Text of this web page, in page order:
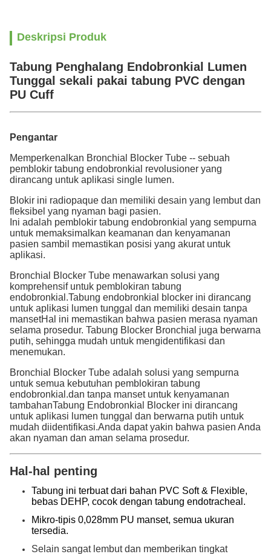
Deskripsi Produk
Tabung Penghalang Endobronkial Lumen
Tunggal sekali pakai tabung PVC dengan
PU Cuff
Pengantar
Memperkenalkan Bronchial Blocker Tube -- sebuah
pemblokir tabung endobronkial revolusioner yang
dirancang untuk aplikasi single lumen.
Blokir ini radiopaque dan memiliki desain yang lembut dan
fleksibel yang nyaman bagi pasien.
Ini adalah pemblokir tabung endobronkial yang sempurna
untuk memaksimalkan keamanan dan kenyamanan
pasien sambil memastikan posisi yang akurat untuk
aplikasi.
Bronchial Blocker Tube menawarkan solusi yang
komprehensif untuk pemblokiran tabung
endobronkial.Tabung endobronkial blocker ini dirancang
untuk aplikasi lumen tunggal dan memiliki desain tanpa
mansetHal ini memastikan bahwa pasien merasa nyaman
selama prosedur. Tabung Blocker Bronchial juga berwarna
putih, sehingga mudah untuk mengidentifikasi dan
menemukan.
Bronchial Blocker Tube adalah solusi yang sempurna
untuk semua kebutuhan pemblokiran tabung
endobronkial.dan tanpa manset untuk kenyamanan
tambahanTabung Endobronkial Blocker ini dirancang
untuk aplikasi lumen tunggal dan berwarna putih untuk
mudah diidentifikasi.Anda dapat yakin bahwa pasien Anda
akan nyaman dan aman selama prosedur.
Hal-hal penting
Tabung ini terbuat dari bahan PVC Soft & Flexible,
bebas DEHP, cocok dengan tabung endotracheal.
Mikro-tipis 0,028mm PU manset, semua ukuran
tersedia.
Selain sangat lembut dan memberikan tingkat